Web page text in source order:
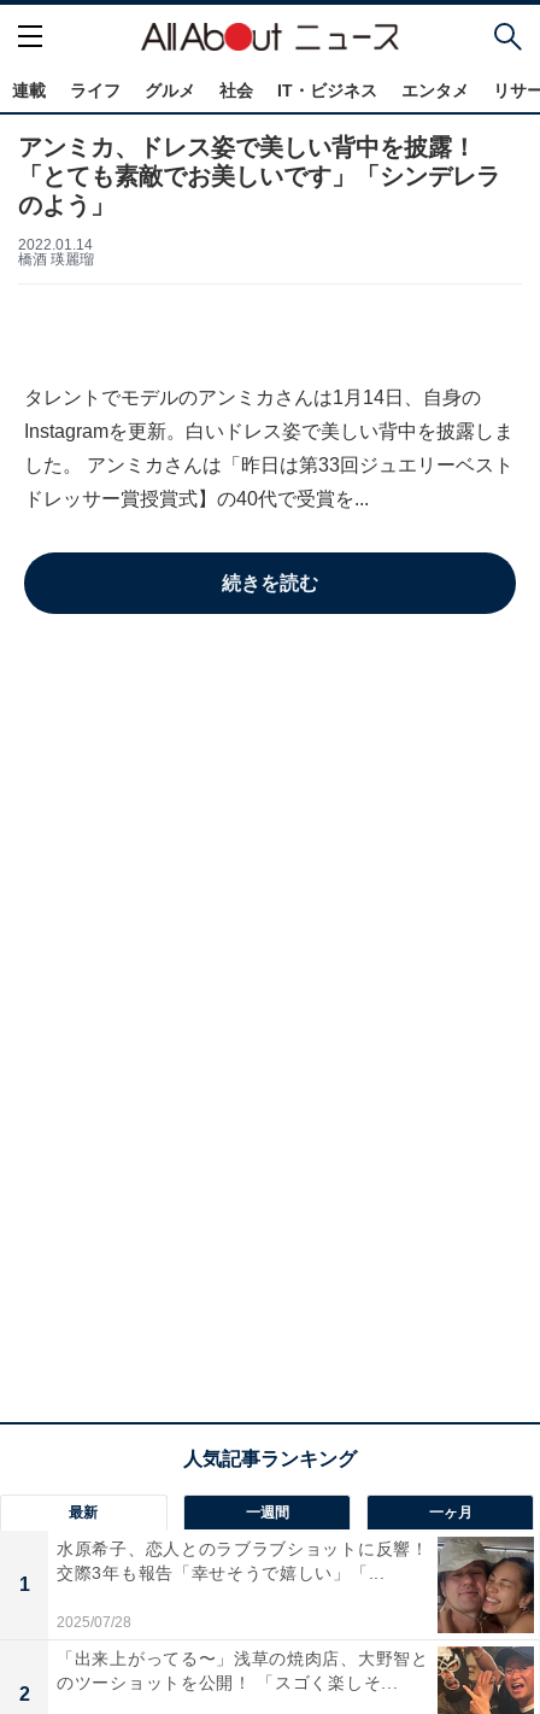
連載 ライフ グルメ 社会 IT・ビジネス エンタメ リサ
アンミカ、ドレス姿で美しい背中を披露！
「とても素敵でお美しいです」「シンデレラ
のよう」
2022.01.14
橋酒 瑛麗瑠
タレントでモデルのアンミカさんは1月14日、自身の
Instagramを更新。白いドレス姿で美しい背中を披露しま
した。 アンミカさんは「昨日は第33回ジュエリーベスト
ドレッサー賞授賞式】の40代で受賞を...
続きを読む
最新 一週間 一ヶ月
1
水原希子、恋人とのラブラブショットに反響！
交際3年も報告「幸せそうで嬉しい」「...
2025/07/28
2
「出来上がってる〜」浅草の焼肉店、大野智と
のツーショットを公開！ 「スゴく楽しそ...